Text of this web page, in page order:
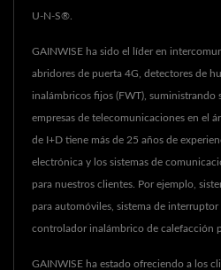
U-N-S®.
GAINWISE ha sido el líder en
abridores de puerta 4G, detectores de
inalámbricos fijos (FWT), suministrando
empresas de telecomunicaciones en el
de I+D tiene más de 25 años de
electrónica y los sistemas de
para nuestros clientes. Por ejemplo,
para automóviles, sistema de
controlador inalámbrico de calefacción
GAINWISE ha estado ofreciendo a los